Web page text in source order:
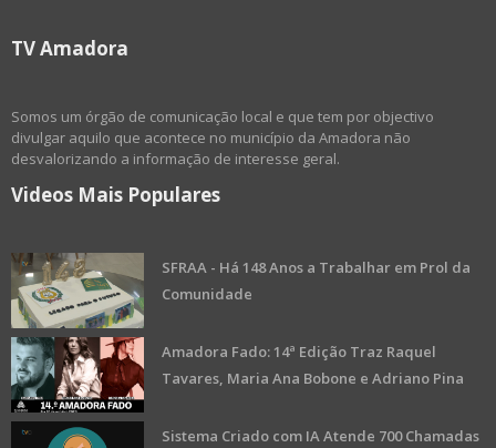
TV Amadora
Somos um órgão de comunicação local e que tem por objectivo
divulgar aquilo que acontece no município da Amadora não
desvalorizando a informação de interesse geral.
Videos Mais Populares
SFRAA - Há 148 Anos a Trabalhar em Prol da
Comunidade
Amadora Fado: 14ª Edição Traz Raquel
Tavares, Maria Ana Bobone e Adriano Pina
Sistema Criado com IA Atende 700 Chamadas